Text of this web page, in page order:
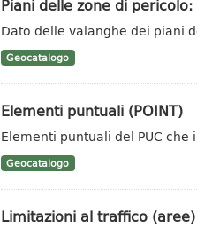
Piani delle zone di
Dato delle valanghe dei piani
Geocatalogo
Elementi puntuali (POINT)
Elementi puntuali del PUC
Geocatalogo
Limitazioni al traffico (aree)